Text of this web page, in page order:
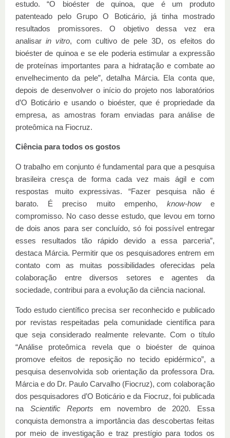
estudo. “O bioéster de quinoa, que é um produto
patenteado pelo Grupo O Boticário, já tinha mostrado
resultados promissores. O objetivo dessa vez era
analisarin vitro, com cultivo de pele 3D, os efeitos do
bioéster de quinoa e se ele poderia estimular a expressão
de proteínas importantes para a hidratação e combate ao
envelhecimento da pele”, detalha Márcia. Ela conta que,
depois de desenvolver o início do projeto nos laboratórios
d’O Boticário e usando o bioéster, que é propriedade da
empresa, as amostras foram enviadas para análise de
proteômica na Fiocruz.
Ciência para todos os gostos
O trabalho em conjunto é fundamental para que a pesquisa
brasileira cresça de forma cada vez mais ágil e com
respostas muito expressivas. “Fazer pesquisa não é
barato. É preciso muito empenho, know-howe
compromisso. No caso desse estudo, que levou em torno
de dois anos para ser concluído, só foi possível entregar
esses resultados tão rápido devido a essa parceria”,
destaca Márcia. Permitir que os pesquisadores entrem em
contato com as muitas possibilidades oferecidas pela
colaboração entre diversos setores e agentes da
sociedade, contribui para a evolução da ciência nacional.
Todo estudo científico precisa ser reconhecido e publicado
por revistas respeitadas pela comunidade científica para
que seja considerado realmente relevante. Com o título
“Análise proteômica revela que o bioéster de quinoa
promove efeitos de reposição no tecido epidérmico”, a
pesquisa desenvolvida sob orientação da professora Dra.
Márcia e do Dr. Paulo Carvalho (Fiocruz), com colaboração
dos pesquisadores d’O Boticário e da Fiocruz, foi publicada
na Scientific Reports em novembro de 2020. Essa
conquista demonstra a importância das descobertas feitas
por meio de investigação e traz prestígio para todos os